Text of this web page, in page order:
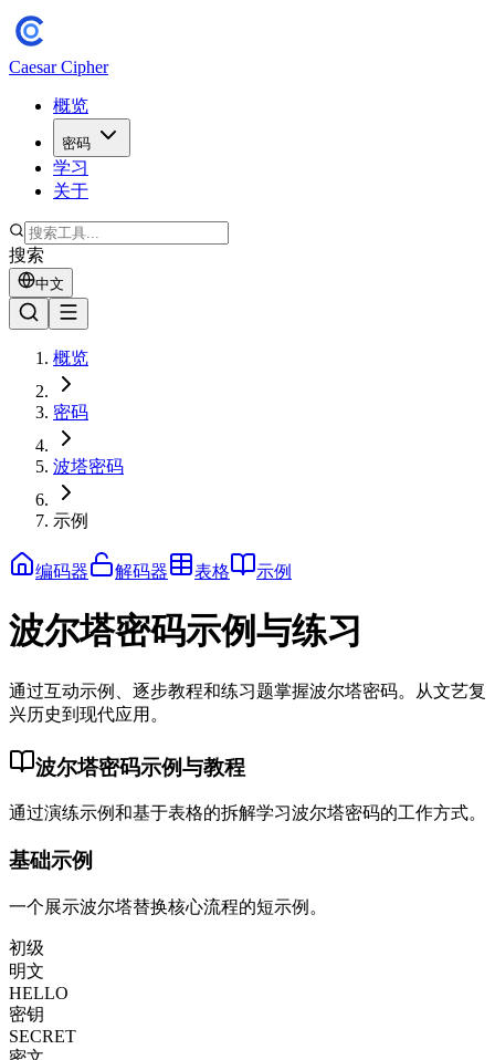
Caesar Cipher
概览
密码
学习
关于
搜索
中文
概览
密码
波塔密码
示例
编码器 解码器 表格 示例
波尔塔密码示例与练习
通过互动示例、逐步教程和练习题掌握波尔塔密码。从文艺复
兴历史到现代应用。
波尔塔密码示例与教程
通过演练示例和基于表格的拆解学习波尔塔密码的工作方式。
基础示例
一个展示波尔塔替换核心流程的短示例。
初级
明文
HELLO
密钥
SECRET